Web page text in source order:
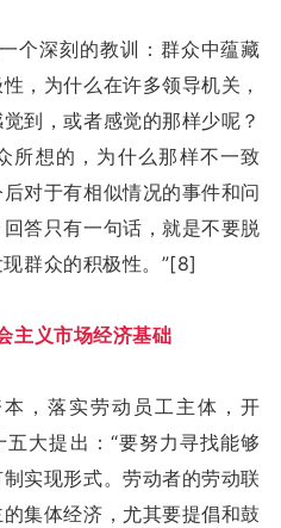
个深刻的教训：群众中蕴藏
，为什么在许多领导机关，
到，或者感觉的那样少呢？
所想的，为什么那样不一致
对于有相似情况的事件和问
答只有一句话，就是不要脱
群众的积极性。”[8]
主义市场经济基础
，落实劳动员工主体，开
大提出：“要努力寻找能够
实现形式。劳动者的劳动联
集体经济，尤其要提倡和鼓